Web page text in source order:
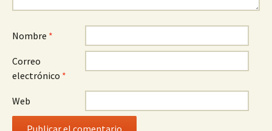
Nombre *
Correo
electrónico *
Web